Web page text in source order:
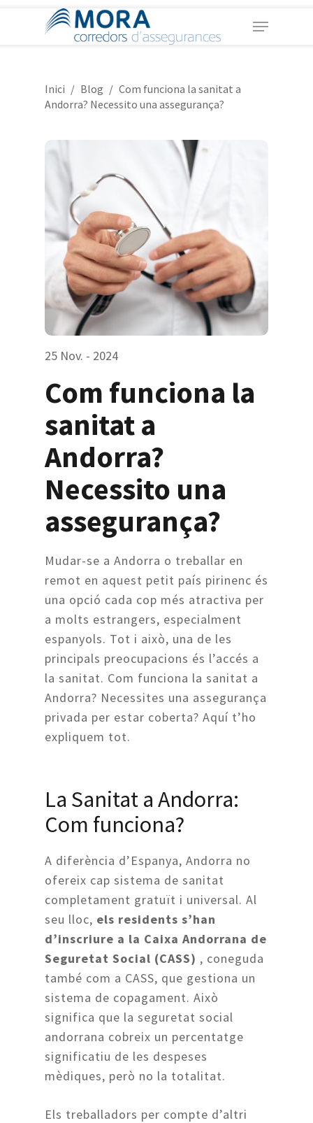
Menu
Inici / Blog / Com funciona la sanitat a
Andorra? Necessito una assegurança?
25 Nov. - 2024
Com funciona la
sanitat a
Andorra?
Necessito una
assegurança?
Mudar-se a Andorra o treballar en
remot en aquest petit país pirinenc és
una opció cada cop més atractiva per
a molts estrangers, especialment
espanyols. Tot i això, una de les
principals preocupacions és l’accés a
la sanitat. Com funciona la sanitat a
Andorra? Necessites una assegurança
privada per estar coberta? Aquí t’ho
expliquem tot.
La Sanitat a Andorra:
Com funciona?
A diferència d’Espanya, Andorra no
ofereix cap sistema de sanitat
completament gratuït i universal. Al
seu lloc, els residents s’han
d’inscriure a la Caixa Andorrana de
Seguretat Social (CASS) , coneguda
també com a CASS, que gestiona un
sistema de copagament. Això
significa que la seguretat social
andorrana cobreix un percentatge
significatiu de les despeses
mèdiques, però no la totalitat.
Els treballadors per compte d’altri